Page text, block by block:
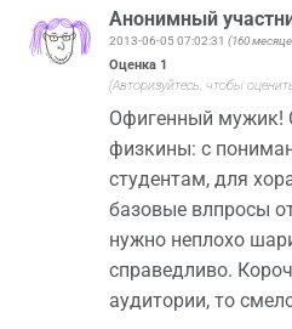
Анонимный
2013-06-05 07:02:31 (160
Оценка 1
(Авторизуйтесь, чтобы
Офигенный мужик!
физкины: с
студентам, для
базовые влпросы
нужно неплохо
справедливо.
аудитории, то